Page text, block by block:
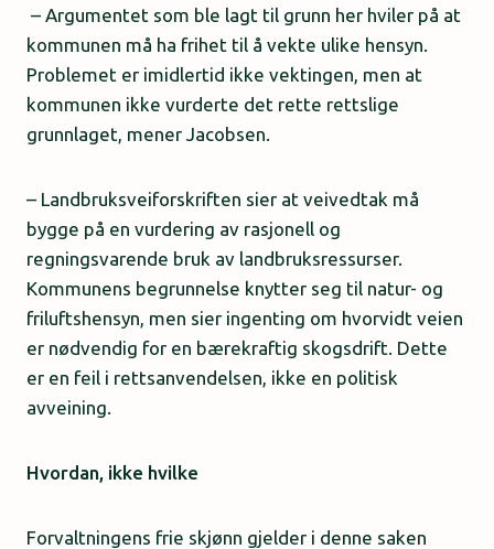
– Argumentet som ble lagt til grunn her hviler på at
kommunen må ha frihet til å vekte ulike hensyn.
Problemet er imidlertid ikke vektingen, men at
kommunen ikke vurderte det rette rettslige
grunnlaget, mener Jacobsen.
– Landbruksveiforskriften sier at veivedtak må
bygge på en vurdering av rasjonell og
regningsvarende bruk av landbruksressurser.
Kommunens begrunnelse knytter seg til natur- og
friluftshensyn, men sier ingenting om hvorvidt veien
er nødvendig for en bærekraftig skogsdrift. Dette
er en feil i rettsanvendelsen, ikke en politisk
avveining.
Hvordan, ikke hvilke
Forvaltningens frie skjønn gjelder i denne saken